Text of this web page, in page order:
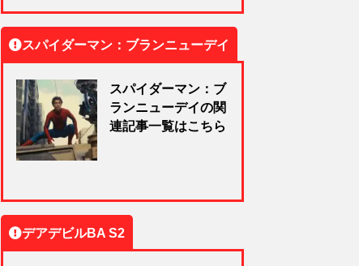
スパイダーマン：ブランニューデイ
スパイダーマン：ブ
ランニューデイの関
連記事一覧はこちら
デアデビルBA S2